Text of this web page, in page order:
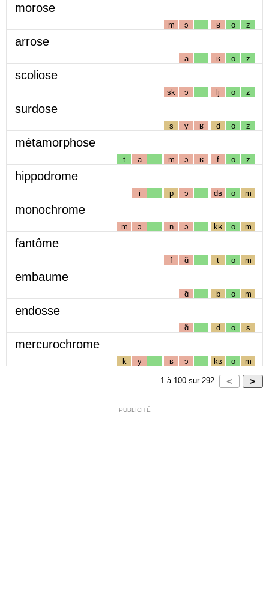
morose
m ɔ ʁ o z
arrose
a ʁ o z
scoliose
sk ɔ lj o z
surdose
s y ʁ d o z
métamorphose
t a m ɔ ʁ f o z
hippodrome
i p ɔ dʁ o m
monochrome
m ɔ n ɔ kʁ o m
fantôme
f ɑ̃ t o m
embaume
ɑ̃ b o m
endosse
ɑ̃ d o s
mercurochrome
k y ʁ ɔ kʁ o m
1 à 100 sur 292
PUBLICITÉ